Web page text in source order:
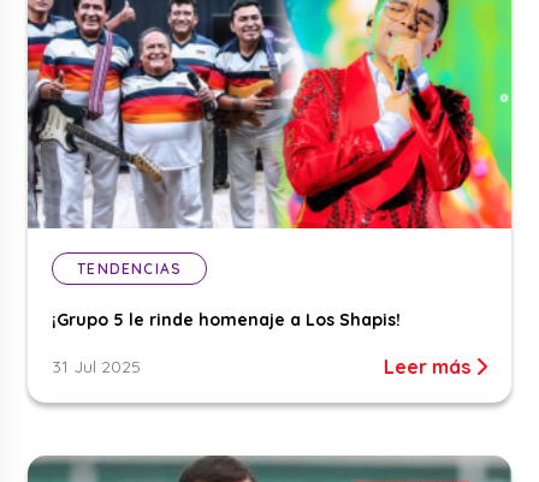
TENDENCIAS
¡Grupo 5 le rinde homenaje a Los Shapis!
31 Jul 2025 Leer más